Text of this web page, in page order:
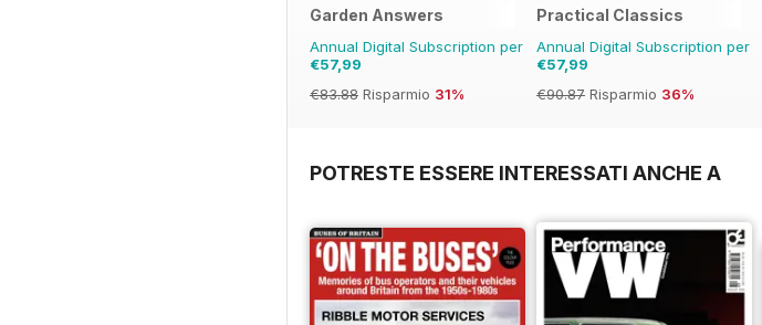
Garden Answers
Annual Digital Subscription per
€57,99
€83.88 Risparmio 31%
Practical Classics
Annual Digital Subscription per
€57,99
€90.87 Risparmio 36%
POTRESTE ESSERE INTERESSATI ANCHE A